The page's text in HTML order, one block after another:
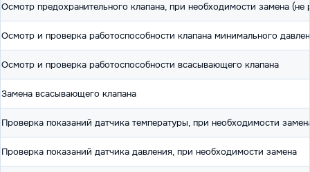
Осмотр предохранительного клапана, при необходимости замена (не
Осмотр и проверка работоспособности клапана минимального
Осмотр и проверка работоспособности всасывающего клапана
Замена всасывающего клапана
Проверка показаний датчика температуры, при необходимости
Проверка показаний датчика давления, при необходимости замена